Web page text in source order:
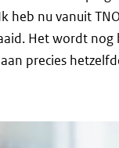
heb nu vanuit
Het wordt
precies